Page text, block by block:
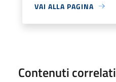
VAI ALLA PAGINA
Contenuti correlati